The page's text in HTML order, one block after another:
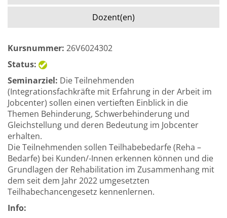
Dozent(en)
Kursnummer: 26V6024302
Status:
Seminarziel: Die Teilnehmenden
(Integrationsfachkräfte mit Erfahrung in der Arbeit im
Jobcenter) sollen einen vertieften Einblick in die
Themen Behinderung, Schwerbehinderung und
Gleichstellung und deren Bedeutung im Jobcenter
erhalten.
Die Teilnehmenden sollen Teilhabebedarfe (Reha –
Bedarfe) bei Kunden/-Innen erkennen können und die
Grundlagen der Rehabilitation im Zusammenhang mit
dem seit dem Jahr 2022 umgesetzten
Teilhabechancengesetz kennenlernen.
Info: